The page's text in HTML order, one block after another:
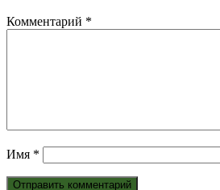
Комментарий *
Имя *